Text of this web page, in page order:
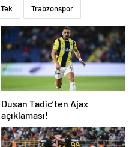
Tek Trabzonspor
Dusan Tadic’ten Ajax
açıklaması!